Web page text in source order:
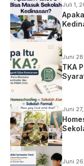
Juli 1,
Juni
TKA
Juni
Juni